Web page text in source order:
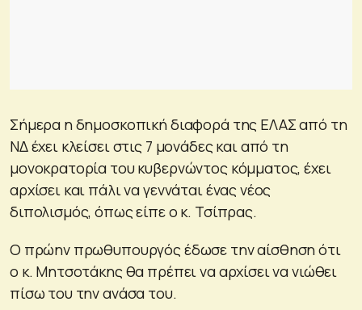
Σήμερα η δημοσκοπική διαφορά της ΕΛΑΣ από τη
ΝΔ έχει κλείσει στις 7 μονάδες και από τη
μονοκρατορία του κυβερνώντος κόμματος, έχει
αρχίσει και πάλι να γεννάται ένας νέος
διπολισμός, όπως είπε ο κ. Τσίπρας.
Ο πρώην πρωθυπουργός έδωσε την αίσθηση ότι
ο κ. Μητσοτάκης θα πρέπει να αρχίσει να νιώθει
πίσω του την ανάσα του.